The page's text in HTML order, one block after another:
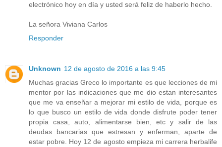
electrónico hoy en día y usted será feliz de haberlo hecho.
La señora Viviana Carlos
Responder
Unknown 12 de agosto de 2016 a las 9:45
Muchas gracias Greco lo importante es que lecciones de mi
mentor por las indicaciones que me dio estan interesantes
que me va enseñar a mejorar mi estilo de vida, porque es
lo que busco un estilo de vida donde disfrute poder tener
propia casa, auto, alimentarse bien, etc y salir de las
deudas bancarias que estresan y enferman, aparte de
estar pobre. Hoy 12 de agosto empieza mi carrera herbalife